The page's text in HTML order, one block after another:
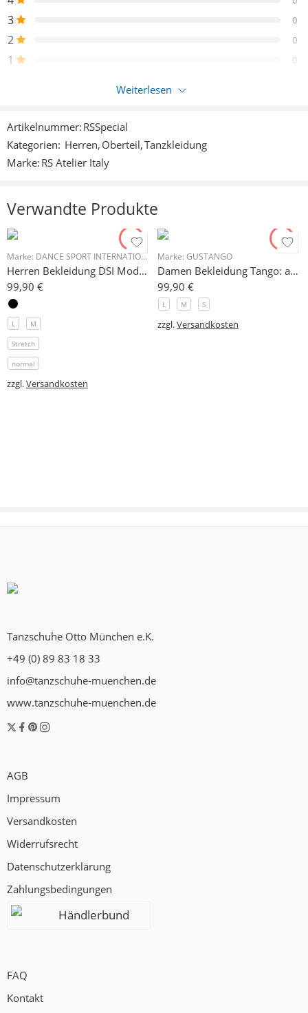
3 0
2 0
1 0
Nur eingeloggte Kunden, die dieses Produkt gekauft haben,
Rezensionen
Es liegen noch keine Bewertungen vor.
Weiterlesen
Artikelnummer: RSSpecial
Kategorien: Herren, Oberteil,Tanzkleidung
Marke: RS Atelier Italy
Verwandte Produkte
Marke: DANCE SPORT INTERNATIONAL (DSI)
Herren Bekleidung DSI Modell 4035
99,90 €
L M
Stretch
normal
zzgl.Versandkosten
Marke: GUSTANGO
Damen Bekleidung Tango: attraktiver Rock blau gemustert
99,90 €
L M S
zzgl.Versandkosten
Tanzschuhe Otto München e.K.
+49 (0) 89 83 18 33
info@tanzschuhe-muenchen.de
www.tanzschuhe-muenchen.de
AGB
Impressum
Versandkosten
Widerrufsrecht
Datenschutzerklärung
Zahlungsbedingungen
Händlerbund
FAQ
Kontakt